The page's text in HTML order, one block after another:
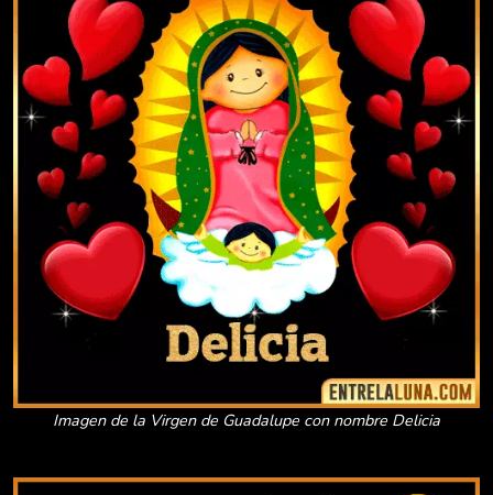
Imagen de la Virgen de Guadalupe con nombre Delicia